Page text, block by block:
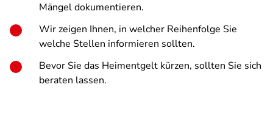
Mängel dokumentieren.
Wir zeigen Ihnen, in welcher Reihenfolge Sie
welche Stellen informieren sollten.
Bevor Sie das Heimentgelt kürzen, sollten Sie sich
beraten lassen.